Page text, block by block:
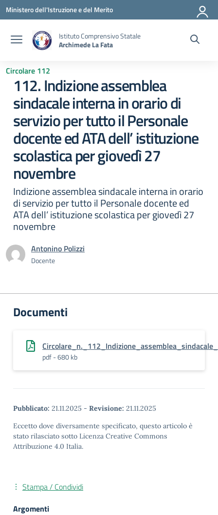
Vai ai contenuti
Vai al menu di navigazione
Vai al footer
Ministero dell'Istruzione e del Merito
Istituto Comprensivo Statale
Archimede La Fata
Circolare 112
112. Indizione assemblea
sindacale interna in orario di
servizio per tutto il Personale
docente ed ATA dell’ istituzione
scolastica per giovedì 27
novembre
Indizione assemblea sindacale interna in orario
di servizio per tutto il Personale docente ed
ATA dell’ istituzione scolastica per giovedì 27
novembre
Antonino Polizzi
Docente
Documenti
pdf - 680 kb
Pubblicato: 21.11.2025 - Revisione: 21.11.2025
Eccetto dove diversamente specificato, questo articolo è
stato rilasciato sotto Licenza Creative Commons
Attribuzione 4.0 Italia.
Stampa / Condividi
Argomenti